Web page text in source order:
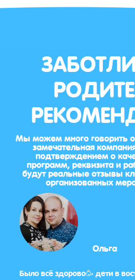
Мы можем много говорить
замечательная
подтверждением о
программ, реквизита и
будут реальные отзывы
организованных
Ольга
Было всё здорово🥳 дети в